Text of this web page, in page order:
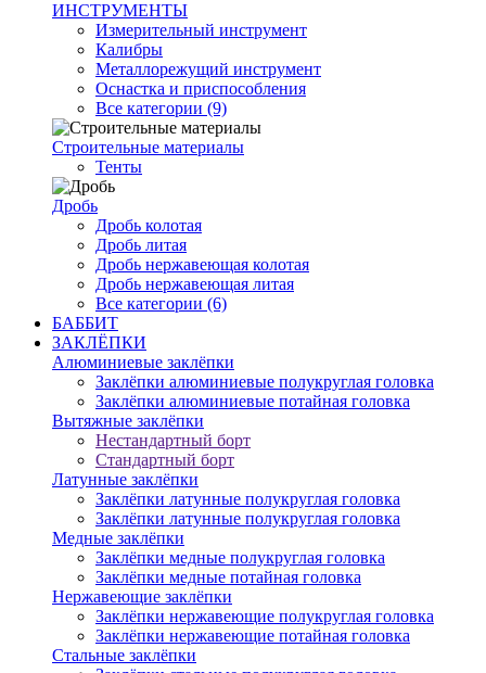
ИНСТРУМЕНТЫ
Измерительный инструмент
Калибры
Металлорежущий инструмент
Оснастка и приспособления
Все категории (9)
Строительные материалы
Тенты
Дробь
Дробь колотая
Дробь литая
Дробь нержавеющая колотая
Дробь нержавеющая литая
Все категории (6)
БАББИТ
ЗАКЛЁПКИ
Алюминиевые заклёпки
Заклёпки алюминиевые полукруглая головка
Заклёпки алюминиевые потайная головка
Вытяжные заклёпки
Нестандартный борт
Стандартный борт
Латунные заклёпки
Заклёпки латунные полукруглая головка
Заклёпки латунные полукруглая головка
Медные заклёпки
Заклёпки медные полукруглая головка
Заклёпки медные потайная головка
Нержавеющие заклёпки
Заклёпки нержавеющие полукруглая головка
Заклёпки нержавеющие потайная головка
Стальные заклёпки